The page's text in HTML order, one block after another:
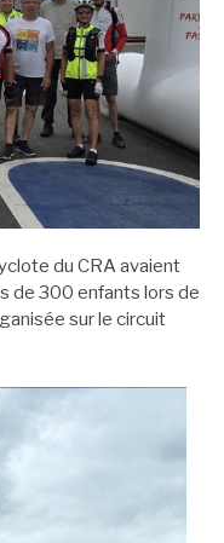
du CRA avaient
de 300 enfants lors de
sur le circuit